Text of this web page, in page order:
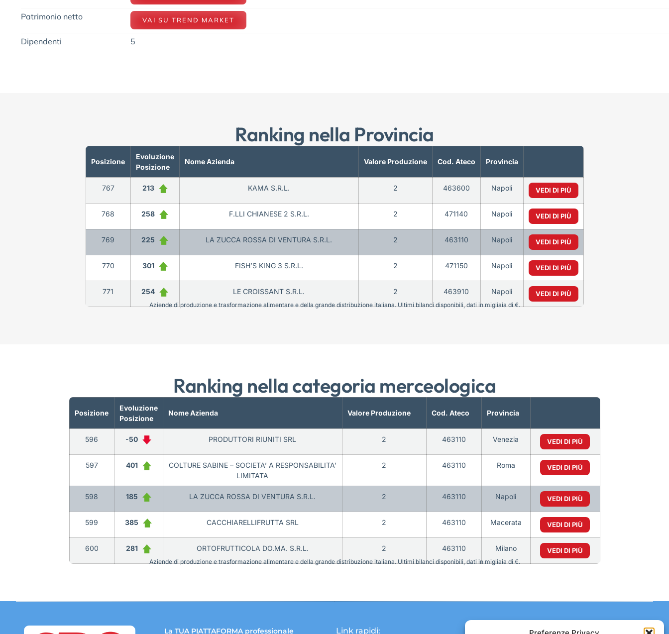
Patrimonio netto VAI SU TREND MARKET
Dipendenti 5
Ranking nella Provincia
Posizione
Evoluzione
Posizione
Nome Azienda Valore Produzione Cod. Ateco Provincia
767 213 KAMA S.R.L. 2 463600 Napoli VEDI DI PIÙ
768 258 F.LLI CHIANESE 2 S.R.L. 2 471140 Napoli VEDI DI PIÙ
769 225 LA ZUCCA ROSSA DI VENTURA S.R.L. 2 463110 Napoli VEDI DI PIÙ
770 301 FISH’S KING 3 S.R.L. 2 471150 Napoli VEDI DI PIÙ
771 254 LE CROISSANT S.R.L. 2 463910 Napoli VEDI DI PIÙ
Aziende di produzione e trasformazione alimentare e della grande distribuzione italiana. Ultimi bilanci disponibili, dati in migliaia di €.
Ranking nella categoria merceologica
Posizione
Evoluzione
Posizione
Nome Azienda Valore Produzione Cod. Ateco Provincia
596 -50 PRODUTTORI RIUNITI SRL 2 463110 Venezia VEDI DI PIÙ
597 401
COLTURE SABINE – SOCIETA’ A RESPONSABILITA’
LIMITATA
2 463110 Roma VEDI DI PIÙ
598 185 LA ZUCCA ROSSA DI VENTURA S.R.L. 2 463110 Napoli VEDI DI PIÙ
599 385 CACCHIARELLIFRUTTA SRL 2 463110 Macerata VEDI DI PIÙ
600 281 ORTOFRUTTICOLA DO.MA. S.R.L. 2 463110 Milano VEDI DI PIÙ
Aziende di produzione e trasformazione alimentare e della grande distribuzione italiana. Ultimi bilanci disponibili, dati in migliaia di €.
La TUA PIATTAFORMA professionale Link rapidi: